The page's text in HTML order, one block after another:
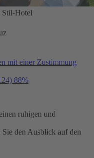
Hotel
mit einer Zustimmung
88%
ruhigen und
den Ausblick auf den